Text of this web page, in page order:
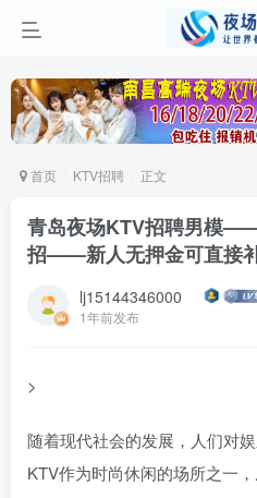
首页 KTV招聘 正文
青岛夜场KTV招聘男模
招——新人无押金可直接
lj15144346000
1年前发布
>
随着现代社会的发展，人们对
KTV作为时尚休闲的场所之一